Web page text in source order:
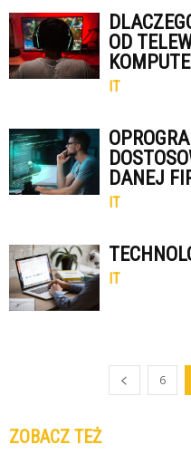
OD
IT
DANEJ
IT
IT
6
ZOBACZ TEŻ